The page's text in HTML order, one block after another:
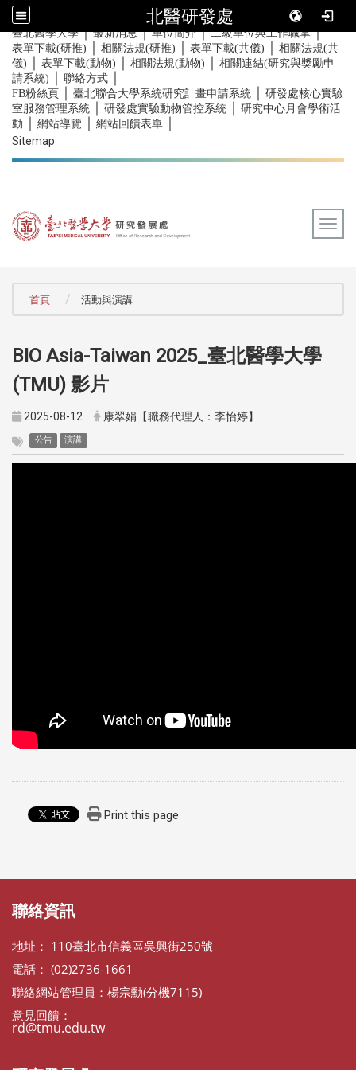
北醫研發處
::: 臺北醫學大學｜最新消息｜單位簡介｜二級單位與工作職掌｜
表單下載(研推) 相關法規(研推) 表單下載(共儀)
相關法規(共
儀)
表單下載(動物) 相關法規(動物)
相關連結(研究與獎勵申
請系統)
聯絡方式
FB粉絲頁 臺北聯合大學系統研究計畫申請系統
研發處核心實驗
室服務管理系統
研發處實驗動物管控系統
研究中心月會學術活
動
網站導覽 網站回饋表單
Sitemap
首頁 活動與演講
BIO Asia-Taiwan 2025_臺北醫學大學
(TMU) 影片
2025-08-12 康翠娟【職務代理人：李怡婷】
公告 演講
Print this page
聯絡資訊
地址： 110臺北市信義區吳興街250號
電話： (02)2736-1661
聯絡網站管理員：楊宗勳(分機7115)
意見回饋：
rd@tmu.edu.tw